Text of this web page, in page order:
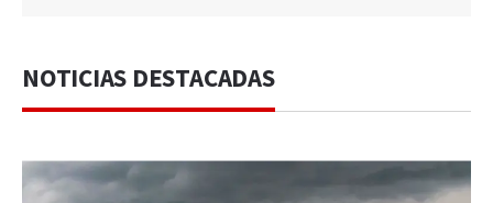
NOTICIAS DESTACADAS